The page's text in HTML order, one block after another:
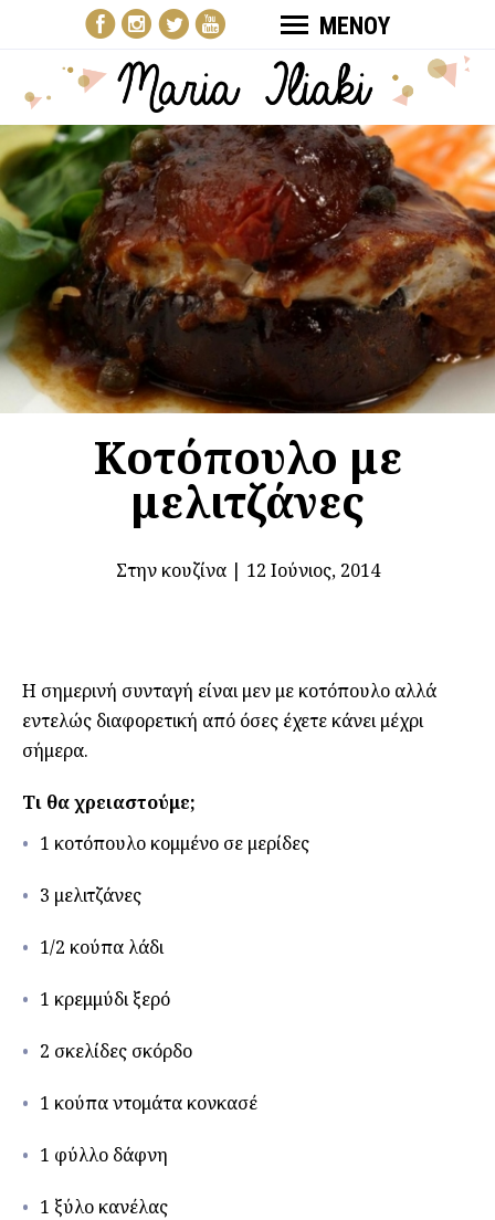
ΜΕΝΟΥ
Κοτόπουλο με
μελιτζάνες
Στην κουζίνα| 12 Ιούνιος, 2014
Η σημερινή συνταγή είναι μεν με κοτόπουλο αλλά
εντελώς διαφορετική από όσες έχετε κάνει μέχρι
σήμερα.
Τι θα χρειαστούμε;
1 κοτόπουλο κομμένο σε μερίδες
3 μελιτζάνες
1/2 κούπα λάδι
1 κρεμμύδι ξερό
2 σκελίδες σκόρδο
1 κούπα ντομάτα κονκασέ
1 φύλλο δάφνη
1 ξύλο κανέλας